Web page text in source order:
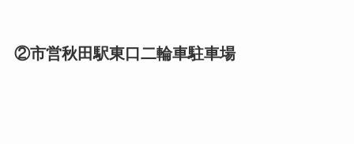
②市営秋田駅東口二輪車駐車場